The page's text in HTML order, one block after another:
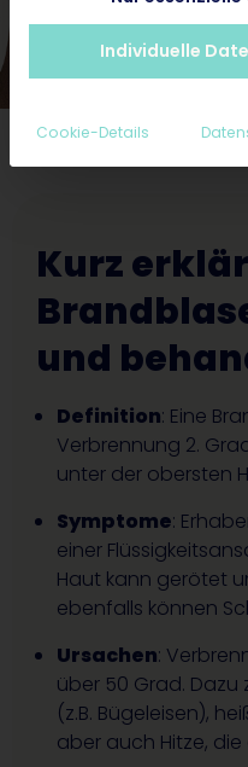
Kurz
und
Definition: Eine
Verbrennung 2.
unter der obersten
Symptome:
einer
Haut kann gerötet
ebenfalls können
Ursachen:
über 50 Grad.
(z.B. Bügeleisen),
aber auch Hitze,
Individuelle
Cookie-Details